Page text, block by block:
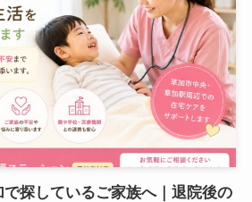
探しているご家族へ｜退院後の